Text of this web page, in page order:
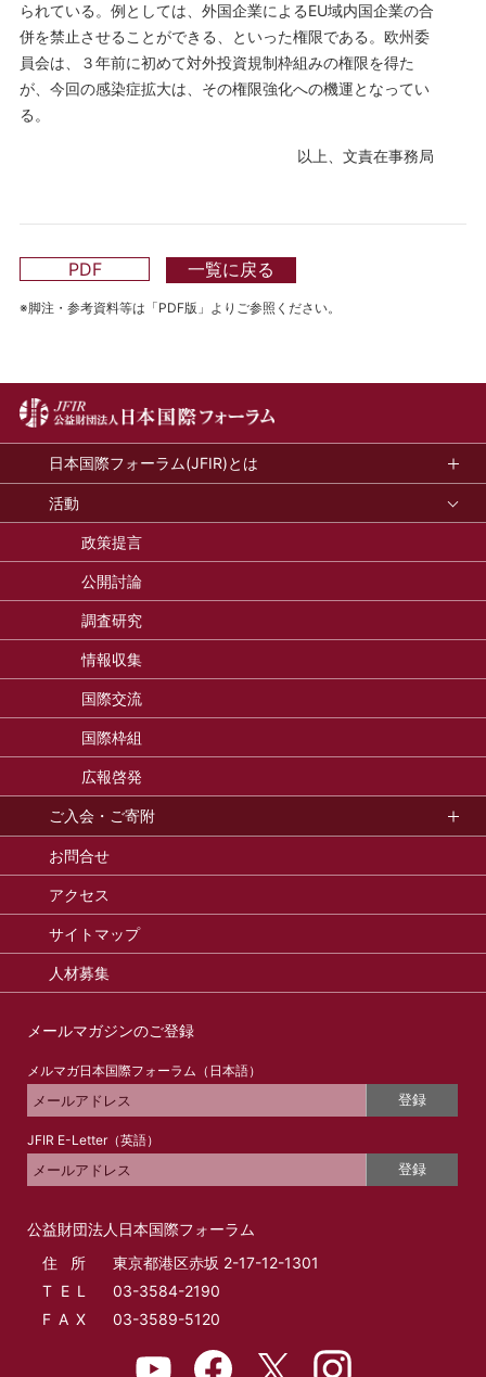
られている。例としては、外国企業によるEU域内国企業の合
併を禁止させることができる、といった権限である。欧州委
員会は、３年前に初めて対外投資規制枠組みの権限を得た
が、今回の感染症拡大は、その権限強化への機運となってい
る。
以上、文責在事務局
PDF 一覧に戻る
※脚注・参考資料等は「PDF版」よりご参照ください。
日本国際フォーラム(JFIR)とは
活動
政策提言
公開討論
調査研究
情報収集
国際交流
国際枠組
広報啓発
ご入会・ご寄附
お問合せ
アクセス
サイトマップ
人材募集
メールマガジンのご登録
メルマガ日本国際フォーラム（日本語）
登録
JFIR E-Letter（英語）
登録
公益財団法人日本国際フォーラム
住所
東京都港区赤坂 2-17-12-1301
T E L
03-3584-2190
F A X
03-3589-5120